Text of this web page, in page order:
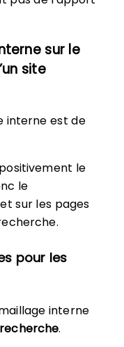
sur le
site
interne est de
le
le
sur les pages
pour les
interne
.